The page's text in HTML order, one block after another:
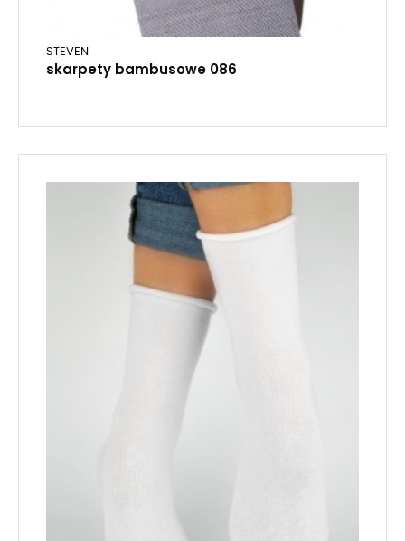
STEVEN
skarpety bambusowe 086